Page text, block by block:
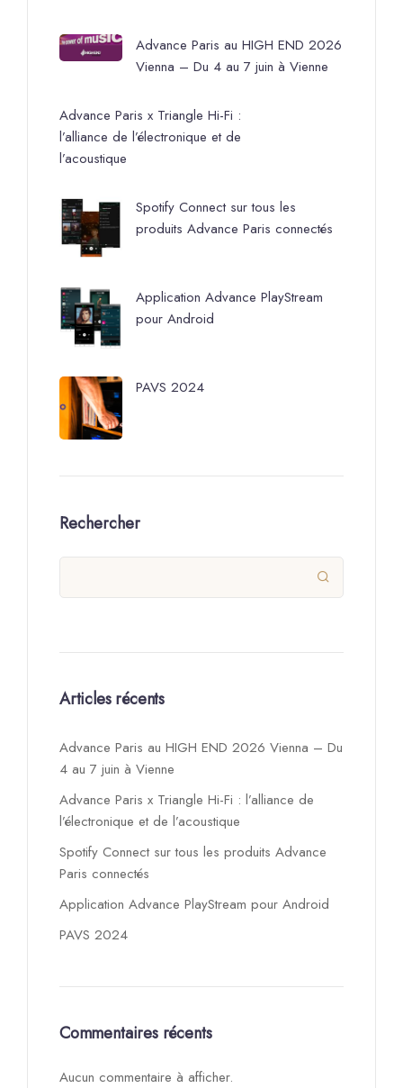
Advance Paris au HIGH END 2026
Vienna – Du 4 au 7 juin à Vienne
Advance Paris x Triangle Hi-Fi :
l’alliance de l’électronique et de
l’acoustique
Spotify Connect sur tous les
produits Advance Paris connectés
Application Advance PlayStream
pour Android
PAVS 2024
Rechercher

Articles récents
Advance Paris au HIGH END 2026 Vienna – Du
4 au 7 juin à Vienne
Advance Paris x Triangle Hi-Fi : l’alliance de
l’électronique et de l’acoustique
Spotify Connect sur tous les produits Advance
Paris connectés
Application Advance PlayStream pour Android
PAVS 2024
Commentaires récents
Aucun commentaire à afficher.